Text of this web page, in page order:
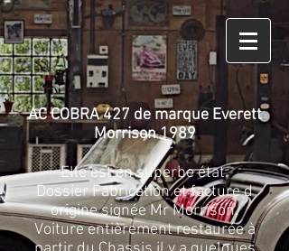
AC COBRA 427 de marque Everett
Morrison 1989
Elle est en superbe état.
Dossier Fabrication et facture d
origine signée Mr Morrison.
Voiture entièrement restaurée à